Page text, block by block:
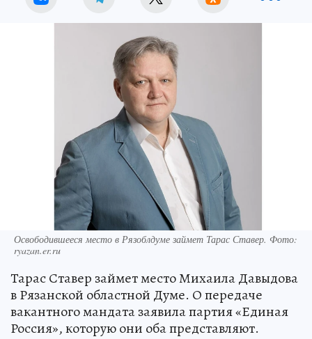
Освободившееся место в Рязоблдуме займет Тарас Ставер. Фото:
ryazan.er.ru
Тарас Ставер займет место Михаила Давыдова
в Рязанской областной Думе. О передаче
вакантного мандата заявила партия «Единая
Россия», которую они оба представляют.